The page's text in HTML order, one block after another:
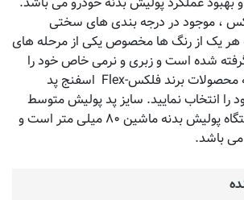
، موجود در درجه بندی های سختی
یک از رنگ ها مخصوص یکی از مرحله های
شده است و زبری و نرمی خاص خود را
داراست. با مراجعه به محصولات برند فلکس-Flex اسفنج پد
را انتخاب نمایید. سایز پد پولیش متوسط
نارنجی مخصوص دستگاه پولیش بدنه ماشین ۸۰ میلی متر است و